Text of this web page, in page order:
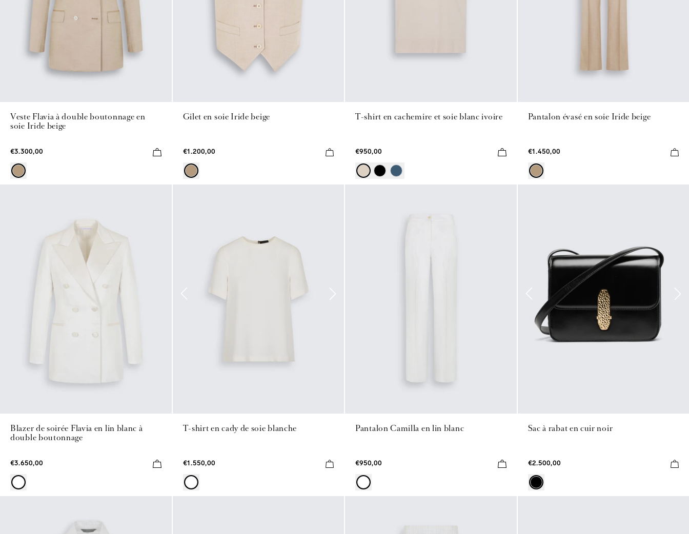
Veste Flavia à double boutonnage en
soie Iride beige
€3.300,00
Gilet en soie Iride beige
€1.200,00
T-shirt en cachemire et soie blanc ivoire
€950,00
Pantalon évasé en soie Iride beige
€1.450,00
Blazer de soirée Flavia en lin blanc à
double boutonnage
€3.650,00
T-shirt en cady de soie blanche
€1.550,00
Pantalon Camilla en lin blanc
€950,00
Sac à rabat en cuir noir
€2.500,00